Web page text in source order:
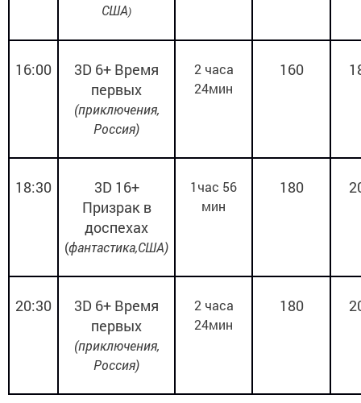
США)
16:00 3D 6+ Время
первых
(приключения,
Россия)
2 часа
24мин
160
18:30 3D 16+
Призрак в
доспехах
(фантастика,США)
1час 56
мин
180
20:30 3D 6+ Время
первых
(приключения,
Россия)
2 часа
24мин
180